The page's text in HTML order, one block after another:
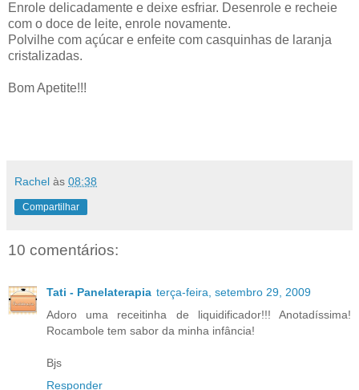
Enrole delicadamente e deixe esfriar. Desenrole e recheie
com o doce de leite, enrole novamente.
Polvilhe com açúcar e enfeite com casquinhas de laranja
cristalizadas.
Bom Apetite!!!
Rachel às 08:38
Compartilhar
10 comentários:
Tati - Panelaterapia terça-feira, setembro 29, 2009
Adoro uma receitinha de liquidificador!!! Anotadíssima!
Rocambole tem sabor da minha infância!
Bjs
Responder